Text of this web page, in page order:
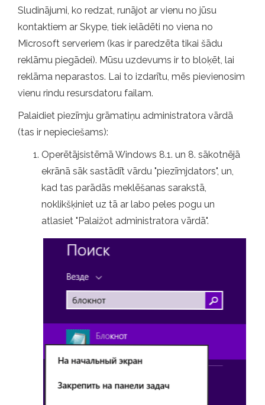
Sludinājumi, ko redzat, runājot ar vienu no jūsu
kontaktiem ar Skype, tiek ielādēti no viena no
Microsoft serveriem (kas ir paredzēta tikai šādu
reklāmu piegādei). Mūsu uzdevums ir to bloķēt, lai
reklāma neparastos. Lai to izdarītu, mēs pievienosim
vienu rindu resursdatoru failam.
Palaidiet piezīmju grāmatiņu administratora vārdā
(tas ir nepieciešams):
Operētājsistēmā Windows 8.1. un 8. sākotnējā
ekrānā sāk sastādīt vārdu "piezīmjdators", un,
kad tas parādās meklēšanas sarakstā,
noklikšķiniet uz tā ar labo peles pogu un
atlasiet "Palaižot administratora vārdā".